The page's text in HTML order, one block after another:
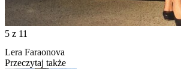
5 z 11
Lera Faraonova
Przeczytaj także